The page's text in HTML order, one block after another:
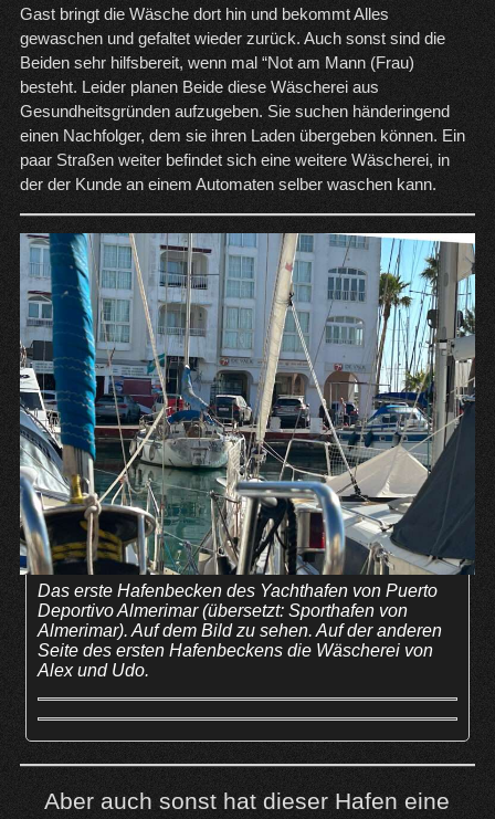
Gast bringt die Wäsche dort hin und bekommt Alles
gewaschen und gefaltet wieder zurück. Auch sonst sind die
Beiden sehr hilfsbereit, wenn mal “Not am Mann (Frau)
besteht. Leider planen Beide diese Wäscherei aus
Gesundheitsgründen aufzugeben. Sie suchen händeringend
einen Nachfolger, dem sie ihren Laden übergeben können. Ein
paar Straßen weiter befindet sich eine weitere Wäscherei, in
der der Kunde an einem Automaten selber waschen kann.
Das erste Hafenbecken des Yachthafen von Puerto
Deportivo Almerimar (übersetzt: Sporthafen von
Almerimar). Auf dem Bild zu sehen. Auf der anderen
Seite des ersten Hafenbeckens die Wäscherei von
Alex und Udo.
Aber auch sonst hat dieser Hafen eine